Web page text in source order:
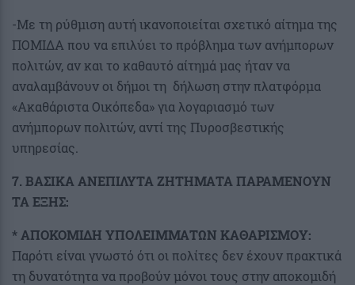
-Με τη ρύθμιση αυτή ικανοποιείται σχετικό αίτημα της
ΠΟΜΙΔΑ που να επιλύει το πρόβλημα των ανήμπορων
πολιτών, αν και το καθαυτό αίτημά μας ήταν να
αναλαμβάνουν οι δήμοι τη δήλωση στην πλατφόρμα
«Ακαθάριστα Οικόπεδα» για λογαριασμό των
ανήμπορων πολιτών, αντί της Πυροσβεστικής
υπηρεσίας.
7. ΒΑΣΙΚΑ ΑΝΕΠΙΛΥΤΑ ΖΗΤΗΜΑΤΑ ΠΑΡΑΜΕΝΟΥΝ
ΤΑ ΕΞΗΣ:
* ΑΠΟΚΟΜΙΔΗ ΥΠΟΛΕΙΜΜΑΤΩΝ ΚΑΘΑΡΙΣΜΟΥ:
Παρότι είναι γνωστό ότι οι πολίτες δεν έχουν πρακτικά
τη δυνατότητα να προβούν μόνοι τους στην αποκομιδή